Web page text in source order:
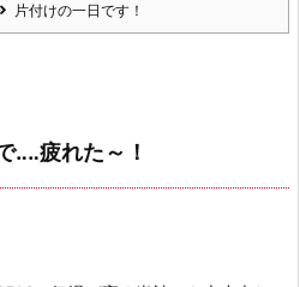
片付けの一日です！
‥‥疲れた～！